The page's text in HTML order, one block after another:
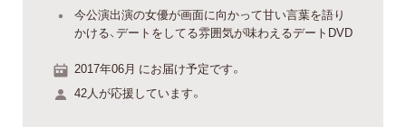
今公演出演の女優が画面に向かって甘い言葉を語り
かける、デートをしてる雰囲気が味わえるデートDVD
2017年06月 にお届け予定です。
42人が応援しています。